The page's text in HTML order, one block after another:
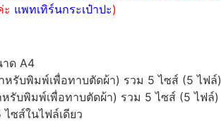
ะ แพทเทิร์นกระเป๋าปะ)
าด A4
รับพิมพ์เพื่อทาบตัดผ้า) รวม 5 ไซส์ (5 ไฟล์)
รับพิมพ์เพื่อทาบตัดผ้า) รวม 5 ไซส์ (5 ไฟล์)
ซส์ในไฟล์เดียว